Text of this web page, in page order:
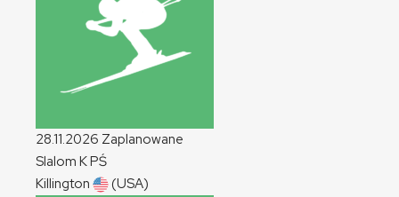
28.11.2026 Zaplanowane
Slalom KPŚ
Killington
(USA)